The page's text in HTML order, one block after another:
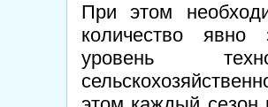
При этом
количество
уровень